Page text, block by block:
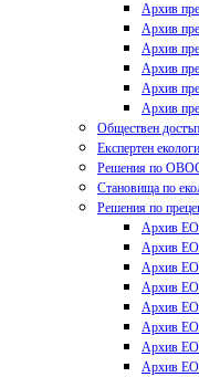
Архив
Архив
Архив
Архив
Архив
Архив
Обществен
Експертен
Решения по
Становища по
Решения по
Архив ЕО
Архив ЕО
Архив ЕО
Архив ЕО
Архив ЕО
Архив ЕО
Архив ЕО
Архив ЕО